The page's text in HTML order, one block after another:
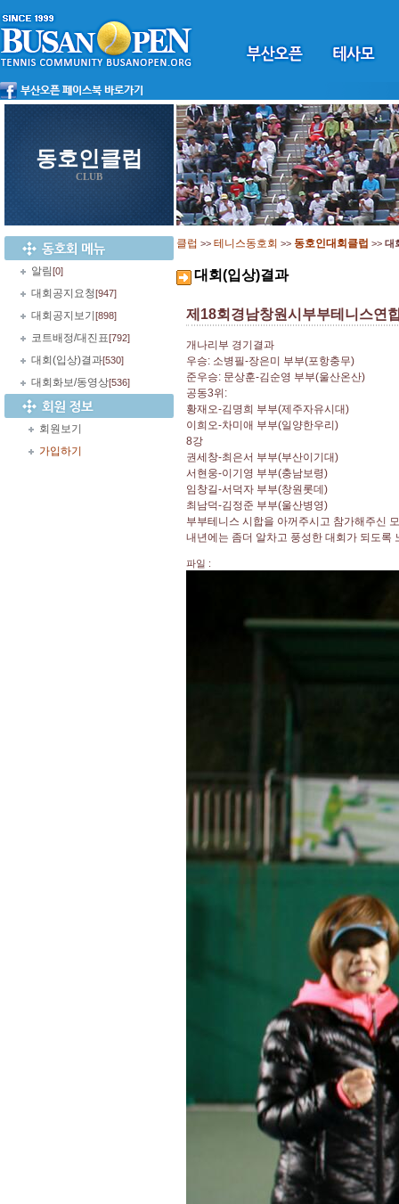
동호인클럽
CLUB
알림[0]
대회공지요청[947]
대회공지보기 [898]
코트배정/대진표[792]
대회(입상)결과[530]
대회화보/동영상[536]
회원보기
가입하기
클럽 >> 테니스동호회 >> 동호인대회클럽 >> 대
대회(입상)결과
제18회경남창원시부부테니스연
개나리부 경기결과
우승: 소병필-장은미 부부(포항충무)
준우승: 문상훈-김순영 부부(울산온산)
공동3위:
황재오-김명희 부부(제주자유시대)
이희오-차미애 부부(일양한우리)
8강
권세창-최은서 부부(부산이기대)
서현웅-이기영 부부(충남보령)
임창길-서덕자 부부(창원롯데)
최남덕-김정준 부부(울산병영)
부부테니스 시합을 아꺼주시고 참가해주신
내년에는 좀더 알차고 풍성한 대회가 되도록
파일 :